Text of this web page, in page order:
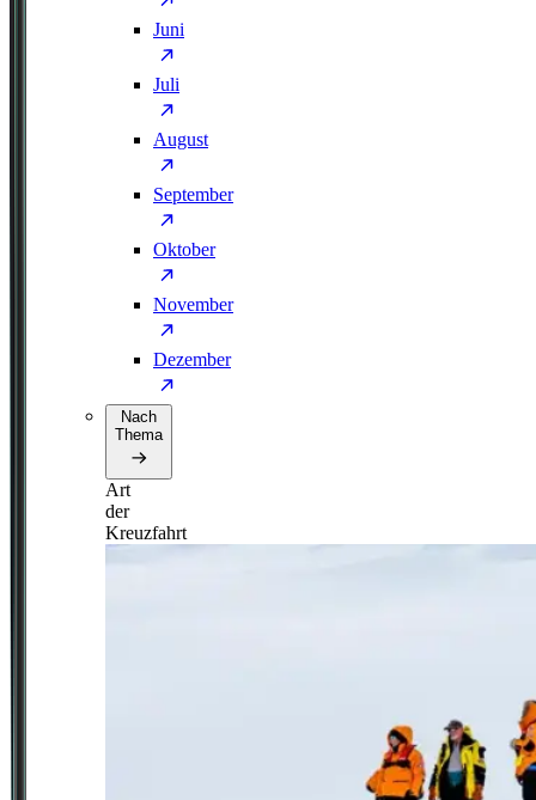
Juni
Juli
August
September
Oktober
November
Dezember
Nach
Thema
Art
der
Kreuzfahrt